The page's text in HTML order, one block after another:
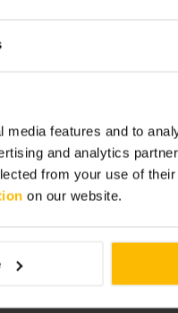
features and to
and analytics
from your use of
on our website.